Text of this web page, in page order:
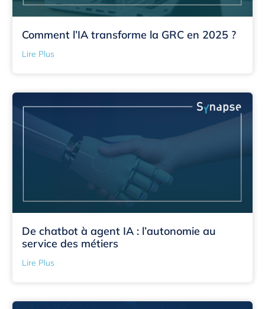
Comment l’IA transforme la GRC en 2025 ?
Lire Plus
De chatbot à agent IA : l’autonomie au
service des métiers
Lire Plus